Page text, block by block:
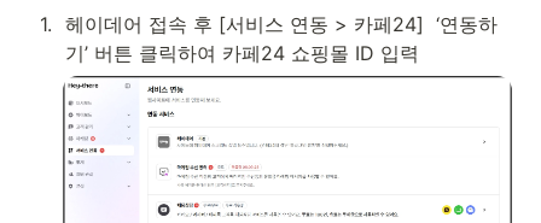
1. 헤이데어 접속 후 [서비스 연동 > 카페24]  ‘연동하
기’ 버튼 클릭하여 카페24 쇼핑몰 ID 입력